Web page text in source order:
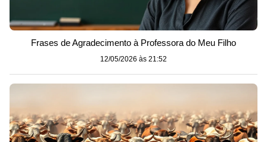
Frases de Agradecimento à Professora do Meu Filho
12/05/2026 às 21:52